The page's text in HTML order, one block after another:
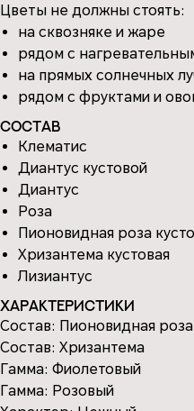
Цветы не должны стоять:
на сквозняке и жаре
рядом с
на прямых солнечных
рядом с фруктами и
Состав
Клематис
Диантус кустовой
Диантус
Роза
Пионовидная роза
Хризантема кустовая
Лизиантус
Характеристики
Состав: Пионовидная роза
Состав: Хризантема
Гамма: Фиолетовый
Гамма: Розовый